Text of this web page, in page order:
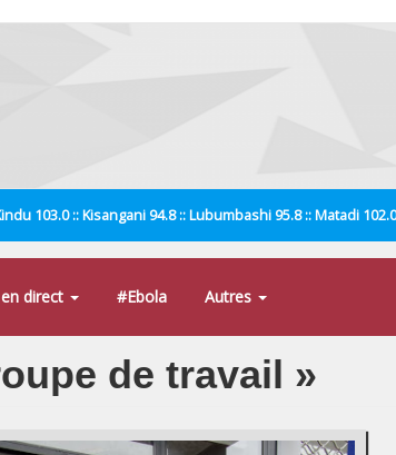
103.0 :: Kisangani 94.8 :: Lubumbashi 95.8 :: Matadi
direct #Ebola Autres
de travail »